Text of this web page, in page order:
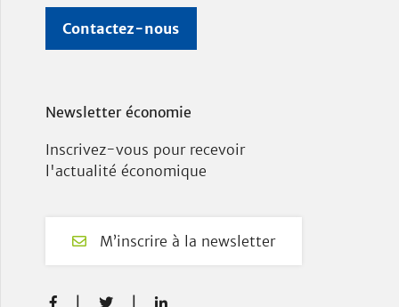
Contactez-nous
Newsletter économie
Inscrivez-vous pour recevoir
l'actualité économique
M’inscrire à la newsletter
  